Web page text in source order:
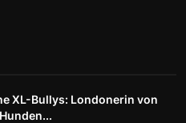
XL-Bullys: Londonerin von